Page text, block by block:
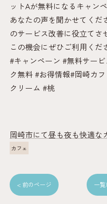
ットAが無料になるキャン
あなたの声を聞かせてく
のサービス改善に役立てさ
この機会にぜひご利用くだ
#キャンペーン #無料サー
ク無料 #お得情報#岡崎カ
クリーム #桃
岡崎市にて昼も夜も快適な
カフェ
< 前のページ 一覧